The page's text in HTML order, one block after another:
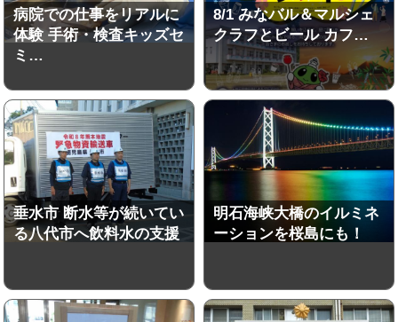
病院での仕事をリアルに
体験 手術・検査キッズセ
ミ…
8/1 みなバル＆マルシェ
クラフとビール カフ…
垂水市 断水等が続いてい
る八代市へ飲料水の支援
明石海峡大橋のイルミネ
ーションを桜島にも！